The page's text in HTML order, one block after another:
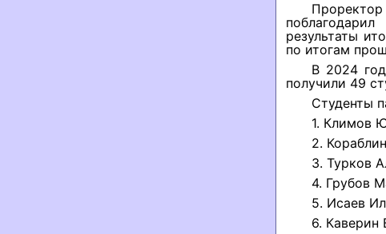
результаты
по итогам
В 2024
получили 49
Студенты
1. Климов
2.
3. Турков
4. Грубов
5. Исаев
6. Каверин